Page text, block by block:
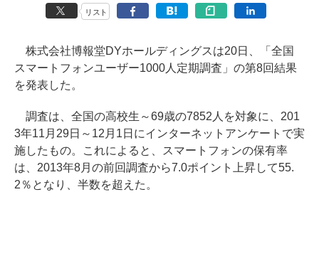
リスト
株式会社博報堂DYホールディングスは20日、「全国
スマートフォンユーザー1000人定期調査」の第8回結果
を発表した。
調査は、全国の高校生～69歳の7852人を対象に、201
3年11月29日～12月1日にインターネットアンケートで実
施したもの。これによると、スマートフォンの保有率
は、2013年8月の前回調査から7.0ポイント上昇して55.
2％となり、半数を超えた。